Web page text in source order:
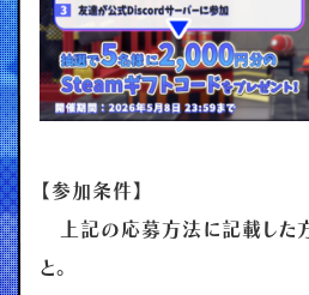
【参加条件】
上記の応募方法に記載した
と。